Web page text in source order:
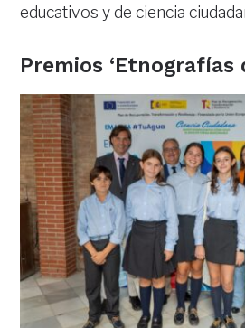
educativos y de ciencia
Premios ‘Etnografías